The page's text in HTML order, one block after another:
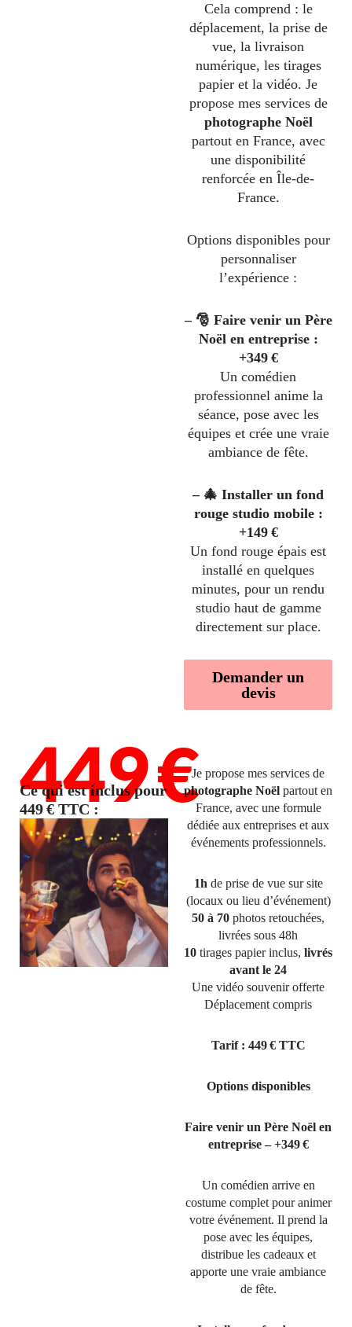
Cela comprend : le
déplacement, la prise de
vue, la livraison
numérique, les tirages
papier et la vidéo. Je
propose mes services de
photographe Noël
partout en France, avec
une disponibilité
renforcée en Île-de-
France.
Options disponibles pour
personnaliser
l’expérience :
– 🎅 Faire venir un Père
Noël en entreprise :
+349 €
Un comédien
professionnel anime la
séance, pose avec les
équipes et crée une vraie
ambiance de fête.
– 🎄 Installer un fond
rouge studio mobile :
+149 €
Un fond rouge épais est
installé en quelques
minutes, pour un rendu
studio haut de gamme
directement sur place.
Demander un
devis
449 €
Ce qui est inclus pour
449 € TTC :
Je propose mes services de
photographe Noël partout en
France, avec une formule
dédiée aux entreprises et aux
événements professionnels.
1h de prise de vue sur site
(locaux ou lieu d’événement)
50 à 70 photos retouchées,
livrées sous 48h
10 tirages papier inclus, livrés
avant le 24
Une vidéo souvenir offerte
Déplacement compris
Tarif : 449 € TTC
Options disponibles
Faire venir un Père Noël en
entreprise – +349 €
Un comédien arrive en
costume complet pour animer
votre événement. Il prend la
pose avec les équipes,
distribue les cadeaux et
apporte une vraie ambiance
de fête.